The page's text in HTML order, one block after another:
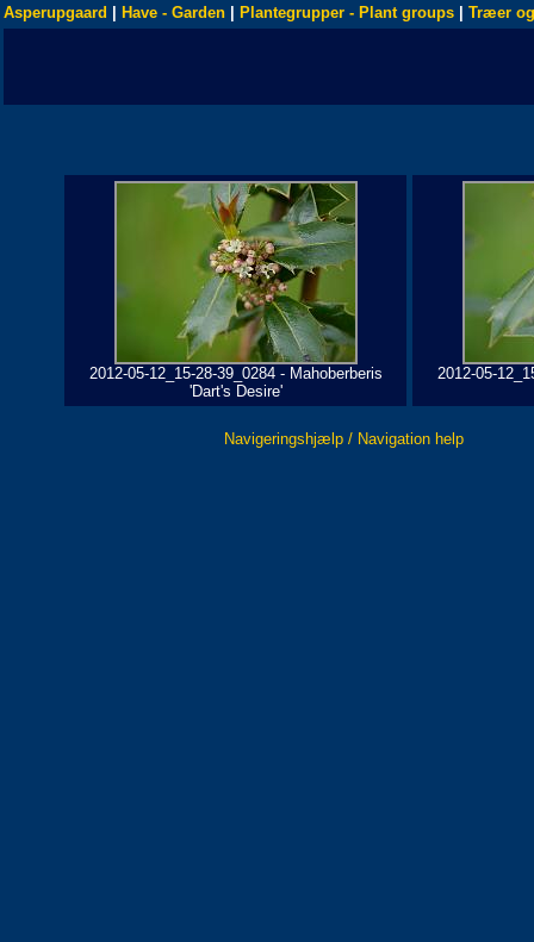
Asperupgaard Have - Garden Plantegrupper - Plant groups Træer
2012-05-12_15-28-39_0284 - Mahoberberis
'Dart's Desire'
2012-05-
Navigeringshjælp / Navigation help